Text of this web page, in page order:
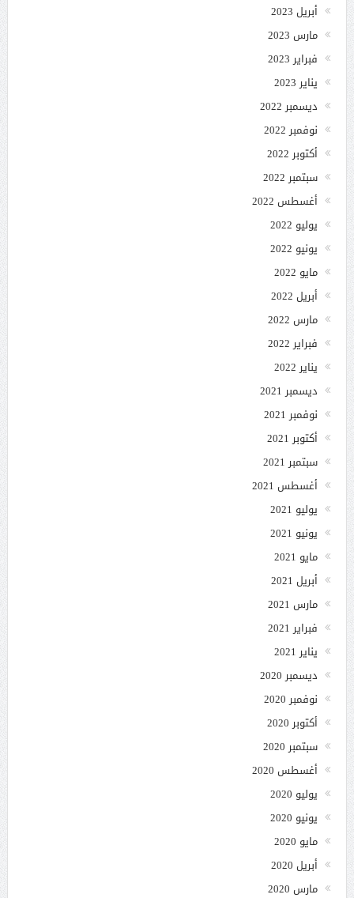
أبريل 2023
مارس 2023
فبراير 2023
يناير 2023
ديسمبر 2022
نوفمبر 2022
أكتوبر 2022
سبتمبر 2022
أغسطس 2022
يوليو 2022
يونيو 2022
مايو 2022
أبريل 2022
مارس 2022
فبراير 2022
يناير 2022
ديسمبر 2021
نوفمبر 2021
أكتوبر 2021
سبتمبر 2021
أغسطس 2021
يوليو 2021
يونيو 2021
مايو 2021
أبريل 2021
مارس 2021
فبراير 2021
يناير 2021
ديسمبر 2020
نوفمبر 2020
أكتوبر 2020
سبتمبر 2020
أغسطس 2020
يوليو 2020
يونيو 2020
مايو 2020
أبريل 2020
مارس 2020